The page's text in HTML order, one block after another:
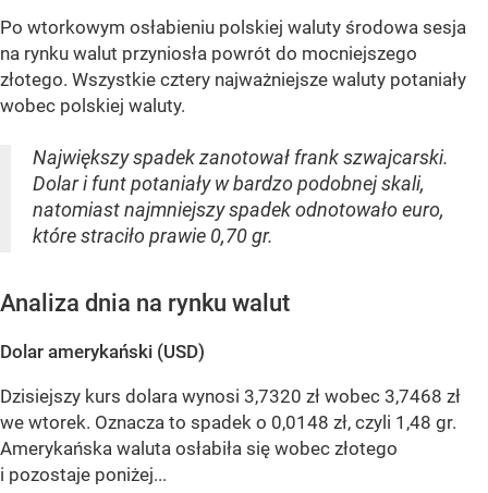
Po wtorkowym osłabieniu polskiej waluty środowa sesja
na rynku walut przyniosła powrót do mocniejszego
złotego. Wszystkie cztery najważniejsze waluty potaniały
wobec polskiej waluty.
Największy spadek zanotował frank szwajcarski.
Dolar i funt potaniały w bardzo podobnej skali,
natomiast najmniejszy spadek odnotowało euro,
które straciło prawie 0,70 gr.
Analiza dnia na rynku walut
Dolar amerykański (USD)
Dzisiejszy kurs dolara wynosi 3,7320 zł wobec 3,7468 zł
we wtorek. Oznacza to spadek o 0,0148 zł, czyli 1,48 gr.
Amerykańska waluta osłabiła się wobec złotego
i pozostaje poniżej...